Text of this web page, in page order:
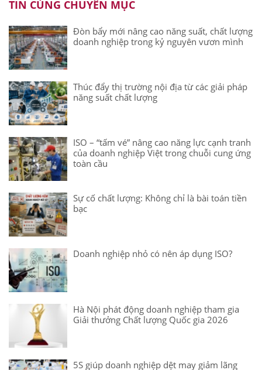
TIN CÙNG CHUYÊN MỤC
Đòn bẩy mới nâng cao năng suất, chất lượng
doanh nghiệp trong kỷ nguyên vươn mình
Thúc đẩy thị trường nội địa từ các giải pháp
năng suất chất lượng
ISO – “tấm vé” nâng cao năng lực cạnh tranh
của doanh nghiệp Việt trong chuỗi cung ứng
toàn cầu
Sự cố chất lượng: Không chỉ là bài toán tiền
bạc
Doanh nghiệp nhỏ có nên áp dụng ISO?
Hà Nội phát động doanh nghiệp tham gia
Giải thưởng Chất lượng Quốc gia 2026
5S giúp doanh nghiệp dệt may giảm lãng